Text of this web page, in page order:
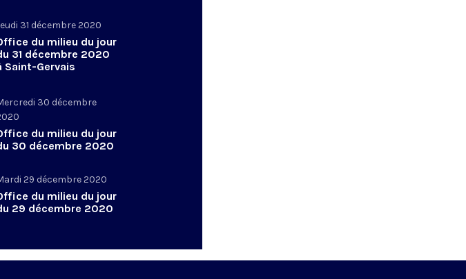
31 décembre 2020
du milieu du jour
31 décembre 2020
Saint-Gervais
30 décembre
du milieu du jour
30 décembre 2020
29 décembre 2020
du milieu du jour
29 décembre 2020